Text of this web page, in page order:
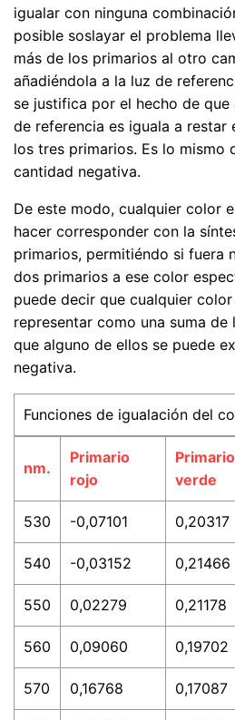
igualar con ninguna
posible soslayar el problema
más de los primarios al otro
añadiéndola a la luz de
se justifica por el hecho de que
de referencia es iguala a restar
los tres primarios. Es lo mismo
cantidad negativa.
De este modo, cualquier color
hacer corresponder con la
primarios, permitiéndo si fuera
dos primarios a ese color
puede decir que cualquier
representar como una suma
que alguno de ellos se puede
negativa.
Funciones de igualación del
nm.
Primario
rojo
Primario
verde
530 -0,07101 0,20317
540 -0,03152 0,21466
550 0,02279 0,21178
560 0,09060 0,19702
570 0,16768 0,17087